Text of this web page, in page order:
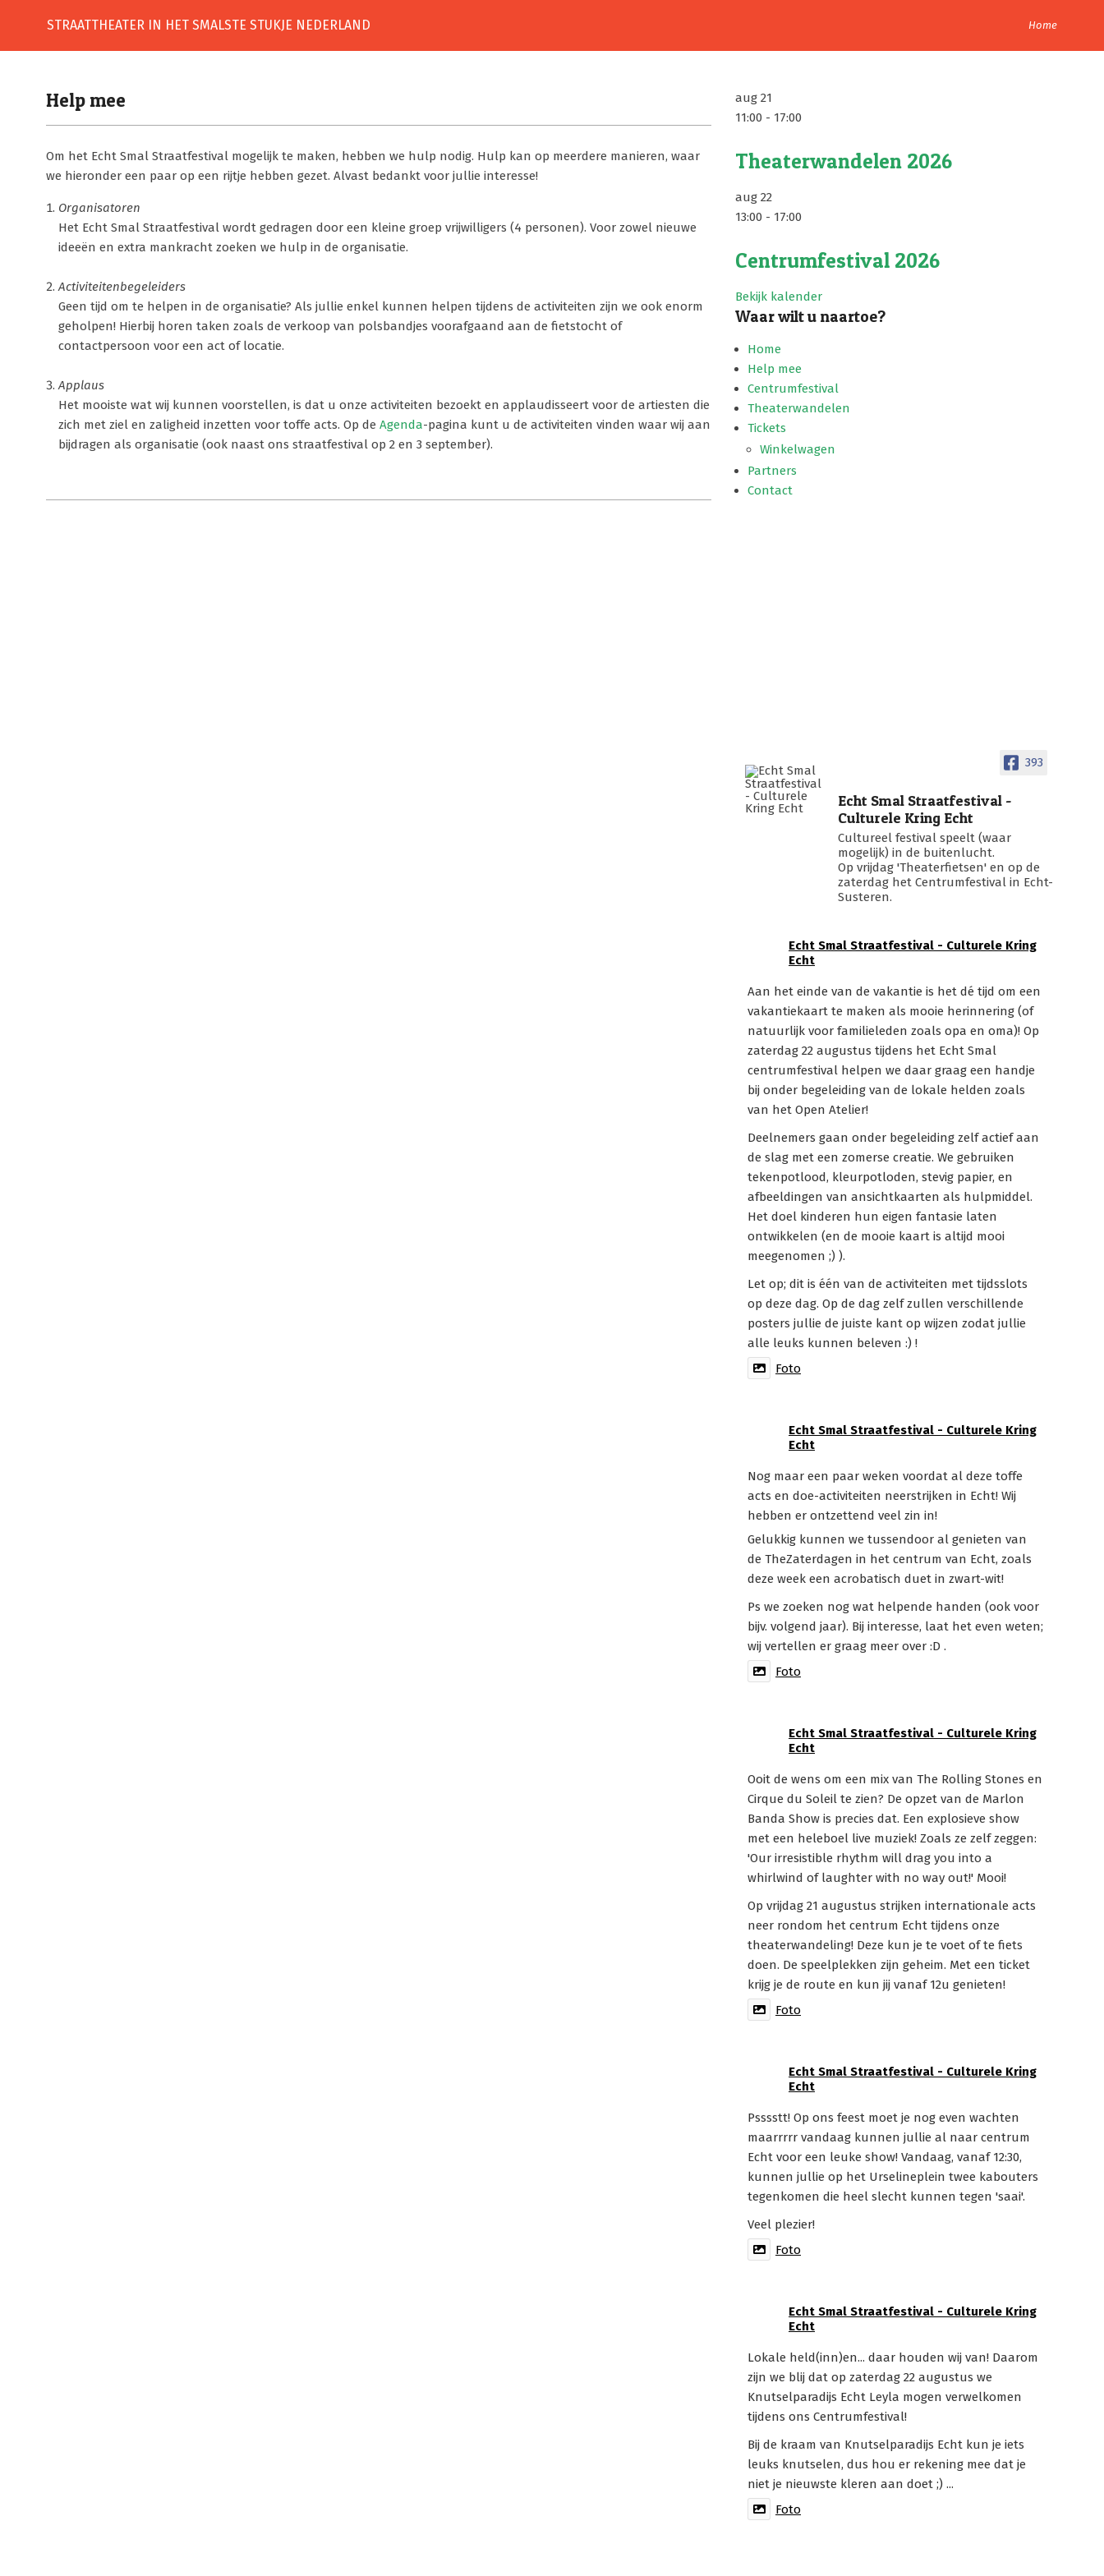
content
STRAATTHEATER IN HET SMALSTE STUKJE NEDERLAND Home
Help mee
Om het Echt Smal Straatfestival mogelijk te maken, hebben we hulp nodig. Hulp kan op meerdere manieren, waar
we hieronder een paar op een rijtje hebben gezet. Alvast bedankt voor jullie interesse!
Organisatoren
Het Echt Smal Straatfestival wordt gedragen door een kleine groep vrijwilligers (4 personen). Voor zowel nieuwe
ideeën en extra mankracht zoeken we hulp in de organisatie.
Activiteitenbegeleiders
Geen tijd om te helpen in de organisatie? Als jullie enkel kunnen helpen tijdens de activiteiten zijn we ook enorm
geholpen! Hierbij horen taken zoals de verkoop van polsbandjes voorafgaand aan de fietstocht of
contactpersoon voor een act of locatie.
Applaus
Het mooiste wat wij kunnen voorstellen, is dat u onze activiteiten bezoekt en applaudisseert voor de artiesten die
zich met ziel en zaligheid inzetten voor toffe acts. Op de Agenda-pagina kunt u de activiteiten vinden waar wij aan
bijdragen als organisatie (ook naast ons straatfestival op 2 en 3 september).
aug 21
11:00 - 17:00
Theaterwandelen 2026
aug 22
13:00 - 17:00
Centrumfestival 2026
Bekijk kalender
Waar wilt u naartoe?
Home
Help mee
Centrumfestival
Theaterwandelen
Tickets
Winkelwagen
Partners
Contact
393
Echt Smal Straatfestival -
Culturele Kring Echt
Cultureel festival speelt (waar
mogelijk) in de buitenlucht.
Op vrijdag 'Theaterfietsen' en op de
zaterdag het Centrumfestival in Echt-
Susteren.
Echt Smal Straatfestival - Culturele Kring
Echt
Aan het einde van de vakantie is het dé tijd om een
vakantiekaart te maken als mooie herinnering (of
natuurlijk voor familieleden zoals opa en oma)! Op
zaterdag 22 augustus tijdens het Echt Smal
centrumfestival helpen we daar graag een handje
bij onder begeleiding van de lokale helden zoals
van het Open Atelier!
Deelnemers gaan onder begeleiding zelf actief aan
de slag met een zomerse creatie. We gebruiken
tekenpotlood, kleurpotloden, stevig papier, en
afbeeldingen van ansichtkaarten als hulpmiddel.
Het doel kinderen hun eigen fantasie laten
ontwikkelen (en de mooie kaart is altijd mooi
meegenomen ;) ).
Let op; dit is één van de activiteiten met tijdsslots
op deze dag. Op de dag zelf zullen verschillende
posters jullie de juiste kant op wijzen zodat jullie
alle leuks kunnen beleven :) !
Foto
Echt Smal Straatfestival - Culturele Kring
Echt
Nog maar een paar weken voordat al deze toffe
acts en doe-activiteiten neerstrijken in Echt! Wij
hebben er ontzettend veel zin in!
Gelukkig kunnen we tussendoor al genieten van
de TheZaterdagen in het centrum van Echt, zoals
deze week een acrobatisch duet in zwart-wit!
Ps we zoeken nog wat helpende handen (ook voor
bijv. volgend jaar). Bij interesse, laat het even weten;
wij vertellen er graag meer over :D .
Foto
Echt Smal Straatfestival - Culturele Kring
Echt
Ooit de wens om een mix van The Rolling Stones en
Cirque du Soleil te zien? De opzet van de Marlon
Banda Show is precies dat. Een explosieve show
met een heleboel live muziek! Zoals ze zelf zeggen:
'Our irresistible rhythm will drag you into a
whirlwind of laughter with no way out!' Mooi!
Op vrijdag 21 augustus strijken internationale acts
neer rondom het centrum Echt tijdens onze
theaterwandeling! Deze kun je te voet of te fiets
doen. De speelplekken zijn geheim. Met een ticket
krijg je de route en kun jij vanaf 12u genieten!
Foto
Echt Smal Straatfestival - Culturele Kring
Echt
Psssstt! Op ons feest moet je nog even wachten
maarrrrr vandaag kunnen jullie al naar centrum
Echt voor een leuke show! Vandaag, vanaf 12:30,
kunnen jullie op het Urselineplein twee kabouters
tegenkomen die heel slecht kunnen tegen 'saai'.
Veel plezier!
Foto
Echt Smal Straatfestival - Culturele Kring
Echt
Lokale held(inn)en... daar houden wij van! Daarom
zijn we blij dat op zaterdag 22 augustus we
Knutselparadijs Echt Leyla mogen verwelkomen
tijdens ons Centrumfestival!
Bij de kraam van Knutselparadijs Echt kun je iets
leuks knutselen, dus hou er rekening mee dat je
niet je nieuwste kleren aan doet ;) ...
Foto